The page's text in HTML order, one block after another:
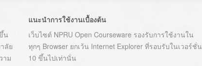
น
ลัย
าม
แนะนำการใช้งานเบื้องต้น
เว็บไซต์ NPRU Open Courseware รองรับการใช้งานใน
ทุกๆ Browser ยกเว้น Internet Explorer ที่รอบรับในเวอร์ชั่น
10 ขึ้นไปเท่านั่น